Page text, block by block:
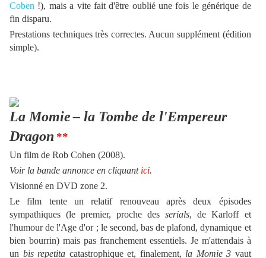
Coben !), mais a vite fait d'être oublié une fois le générique de
fin disparu.
Prestations techniques très correctes. Aucun supplément (édition
simple).
La Momie– la Tombe de l'Empereur
Dragon **
Un film de Rob Cohen (2008).
Voir la bande annonce en cliquant ici.
Visionné en DVD zone 2.
Le film tente un relatif renouveau après deux épisodes
sympathiques (le premier, proche desserials, de Karloff et
l'humour de l'Age d'or ; le second, bas de plafond, dynamique et
bien bourrin) mais pas franchement essentiels. Je m'attendais à
un bis repetita catastrophique et, finalement, la Momie 3 vaut